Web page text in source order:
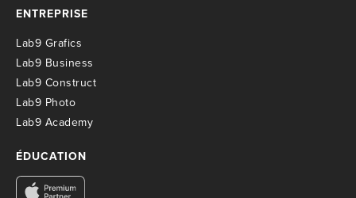
ENTREPRISE
Lab9 Grafics
Lab9 Business
Lab9 Construct
Lab9 Photo
Lab9 Academy
ÉDUCATION